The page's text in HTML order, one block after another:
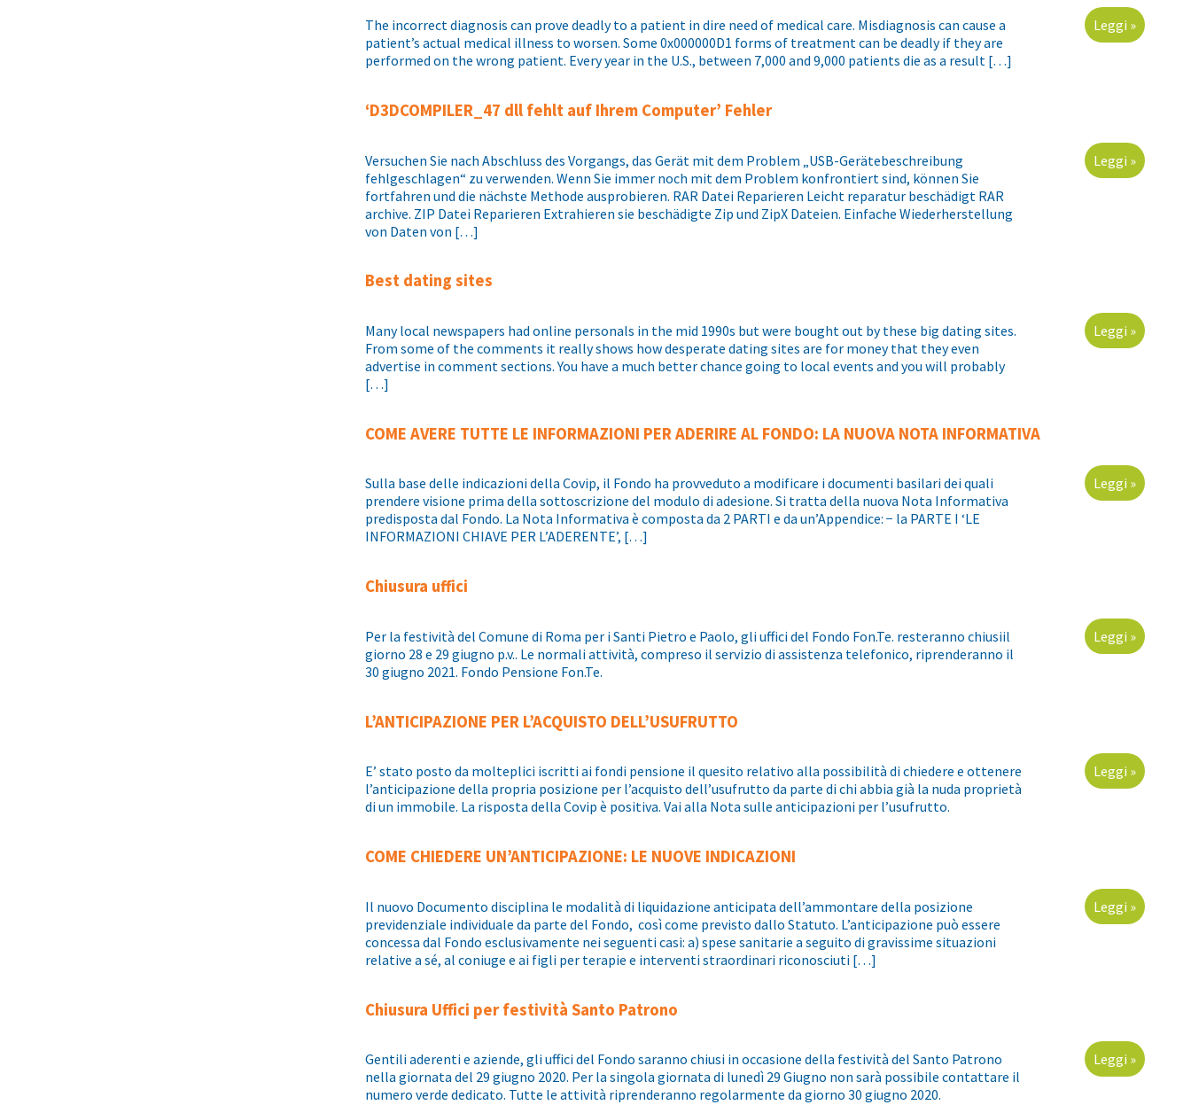
The incorrect diagnosis can prove deadly to a patient in dire need of medical care. Misdiagnosis can cause a
patient’s actual medical illness to worsen. Some 0x000000D1 forms of treatment can be deadly if they are
performed on the wrong patient. Every year in the U.S., between 7,000 and 9,000 patients die as a result […]
Leggi »
‘D3DCOMPILER_47 dll fehlt auf Ihrem Computer’ Fehler
Versuchen Sie nach Abschluss des Vorgangs, das Gerät mit dem Problem „USB-Gerätebeschreibung
fehlgeschlagen“ zu verwenden. Wenn Sie immer noch mit dem Problem konfrontiert sind, können Sie
fortfahren und die nächste Methode ausprobieren. RAR Datei Reparieren Leicht reparatur beschädigt RAR
archive. ZIP Datei Reparieren Extrahieren sie beschädigte Zip und ZipX Dateien. Einfache Wiederherstellung
von Daten von […]
Leggi »
Best dating sites
Many local newspapers had online personals in the mid 1990s but were bought out by these big dating sites.
From some of the comments it really shows how desperate dating sites are for money that they even
advertise in comment sections. You have a much better chance going to local events and you will probably
[…]
Leggi »
COME AVERE TUTTE LE INFORMAZIONI PER ADERIRE AL FONDO: LA NUOVA NOTA INFORMATIVA
Sulla base delle indicazioni della Covip, il Fondo ha provveduto a modificare i documenti basilari dei quali
prendere visione prima della sottoscrizione del modulo di adesione. Si tratta della nuova Nota Informativa
predisposta dal Fondo. La Nota Informativa è composta da 2 PARTI e da un’Appendice: − la PARTE I ‘LE
INFORMAZIONI CHIAVE PER L’ADERENTE’, […]
Leggi »
Chiusura uffici
Per la festività del Comune di Roma per i Santi Pietro e Paolo, gli uffici del Fondo Fon.Te. resteranno chiusiil
giorno 28 e 29 giugno p.v.. Le normali attività, compreso il servizio di assistenza telefonico, riprenderanno il
30 giugno 2021. Fondo Pensione Fon.Te.
Leggi »
L’ANTICIPAZIONE PER L’ACQUISTO DELL’USUFRUTTO
E’ stato posto da molteplici iscritti ai fondi pensione il quesito relativo alla possibilità di chiedere e ottenere
l’anticipazione della propria posizione per l’acquisto dell’usufrutto da parte di chi abbia già la nuda proprietà
di un immobile. La risposta della Covip è positiva. Vai alla Nota sulle anticipazioni per l’usufrutto.
Leggi »
COME CHIEDERE UN’ANTICIPAZIONE: LE NUOVE INDICAZIONI
Il nuovo Documento disciplina le modalità di liquidazione anticipata dell’ammontare della posizione
previdenziale individuale da parte del Fondo, così come previsto dallo Statuto. L’anticipazione può essere
concessa dal Fondo esclusivamente nei seguenti casi: a) spese sanitarie a seguito di gravissime situazioni
relative a sé, al coniuge e ai figli per terapie e interventi straordinari riconosciuti […]
Leggi »
Chiusura Uffici per festività Santo Patrono
Gentili aderenti e aziende, gli uffici del Fondo saranno chiusi in occasione della festività del Santo Patrono
nella giornata del 29 giugno 2020. Per la singola giornata di lunedì 29 Giugno non sarà possibile contattare il
numero verde dedicato. Tutte le attività riprenderanno regolarmente da giorno 30 giugno 2020.
Leggi »